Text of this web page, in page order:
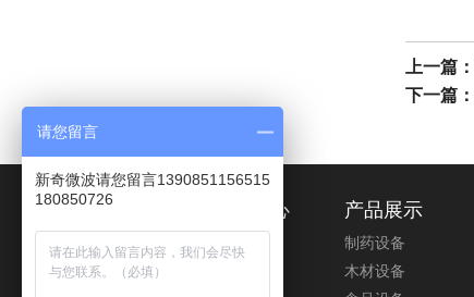
上一篇：
下一篇：
关于我们
公司简介
发展历程
新闻中心
行业新闻
产品展示
制药设备
木材设备
请您留言
新奇微波请您留言1390851156515
180850726